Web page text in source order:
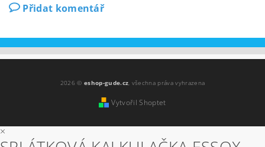
Přidat komentář
2026 ©eshop-gude.cz, všechna práva vyhrazena
Vytvořil Shoptet
×